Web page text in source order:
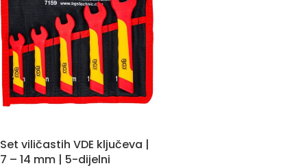
Set viličastih VDE ključeva |
7 – 14 mm | 5-dijelni